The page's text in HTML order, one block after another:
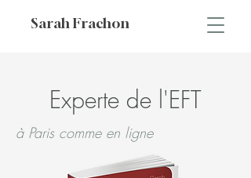
Sarah Frachon
Experte de l'EFT
à Paris comme en ligne